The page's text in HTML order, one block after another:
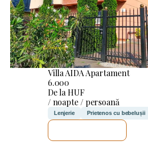
Villa AIDA Apartament
6.000
De la HUF
/ noapte / persoană
Lenjerie Prietenos cu bebelușii